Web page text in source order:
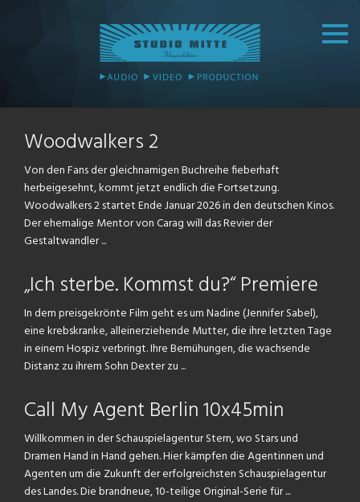
Woodwalkers 2
Von den Fans der gleichnamigen Buchreihe fieberhaft
herbeigesehnt, kommt jetzt endlich die Fortsetzung.
Woodwalkers 2 startet Ende Januar 2026 in den deutschen Kinos.
Der ehemalige Mentor von Carag will das Revier der
Gestaltwandler ...
„Ich sterbe. Kommst du?“ Premiere
In dem preisgekrönte Film geht es um Nadine (Jennifer Sabel),
eine krebskranke, alleinerziehende Mutter, die ihre letzten Tage
in einem Hospiz verbringt. Ihre Bemühungen, die wachsende
Distanz zu ihrem Sohn Dexter zu ...
Call My Agent Berlin 10x45min
Willkommen in der Schauspielagentur Stern, wo Stars und
Dramen Hand in Hand gehen. Hier kämpfen die Agentinnen und
Agenten um die Zukunft der erfolgreichsten Schauspielagentur
des Landes. Die brandneue, 10-teilige Original-Serie für ...